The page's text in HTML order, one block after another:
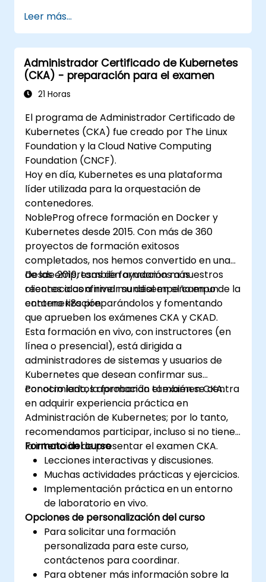
adaptada a las necesidades de la
organización e implementar soluciones
SD-WAN de manera efectiva.
Implementar y gestionar funciones de
seguridad dentro de una red SD-WAN.
Monitorear, gestionar y resolver
Leer más...
Administrador Certificado de Kubernetes
(CKA) - preparación para el examen
21 Horas
El programa de Administrador Certificado de
Kubernetes (CKA) fue creado por The Linux
Foundation y la Cloud Native Computing
Foundation (CNCF).
Hoy en día, Kubernetes es una plataforma
líder utilizada para la orquestación de
contenedores.
NobleProg ofrece formación en Docker y
Kubernetes desde 2015. Con más de 360
proyectos de formación exitosos
completados, nos hemos convertido en una
de las empresas de formación más
reconocidas a nivel mundial en el campo de la
contenerización.
Desde 2019, también ayudamos a nuestros
clientes a confirmar su desempeño en un
entorno k8s preparándolos y fomentando
que aprueben los exámenes CKA y CKAD.
Esta formación en vivo, con instructores (en
línea o presencial), está dirigida a
administradores de sistemas y usuarios de
Kubernetes que desean confirmar sus
conocimientos aprobando el examen CKA.
Por otro lado, la formación también se centra
en adquirir experiencia práctica en
Administración de Kubernetes; por lo tanto,
recomendamos participar, incluso si no tiene
la intención de presentar el examen CKA.
Formato del curso
Lecciones interactivas y discusiones.
Muchas actividades prácticas y ejercicios.
Implementación práctica en un entorno
de laboratorio en vivo.
Opciones de personalización del curso
Para solicitar una formación
personalizada para este curso,
contáctenos para coordinar.
Para obtener más información sobre la